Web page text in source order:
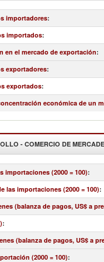
importadores:
importados:
en el mercado de exportación:
exportadores:
exportados:
económica de un
- COMERCIO DE
importaciones (2000 = 100):
las importaciones (2000 = 100):
(balanza de pagos, US$ a
:
(balanza de pagos, US$ a
(2000 = 100):